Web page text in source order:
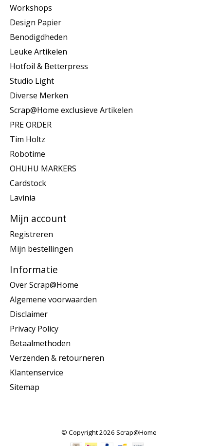
Workshops
Design Papier
Benodigdheden
Leuke Artikelen
Hotfoil & Betterpress
Studio Light
Diverse Merken
Scrap@Home exclusieve Artikelen
PRE ORDER
Tim Holtz
Robotime
OHUHU MARKERS
Cardstock
Lavinia
Mijn account
Registreren
Mijn bestellingen
Informatie
Over Scrap@Home
Algemene voorwaarden
Disclaimer
Privacy Policy
Betaalmethoden
Verzenden & retourneren
Klantenservice
Sitemap
© Copyright 2026 Scrap@Home